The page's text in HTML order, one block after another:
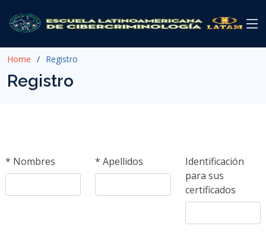
Home Registro
Registro
* Nombres *Apellidos
Identificación
para sus
certificados